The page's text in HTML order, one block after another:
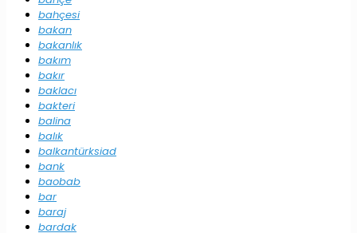
bahçesi
bakan
bakanlık
bakım
bakır
baklacı
bakteri
balina
balık
balkantürksiad
bank
baobab
bar
baraj
bardak